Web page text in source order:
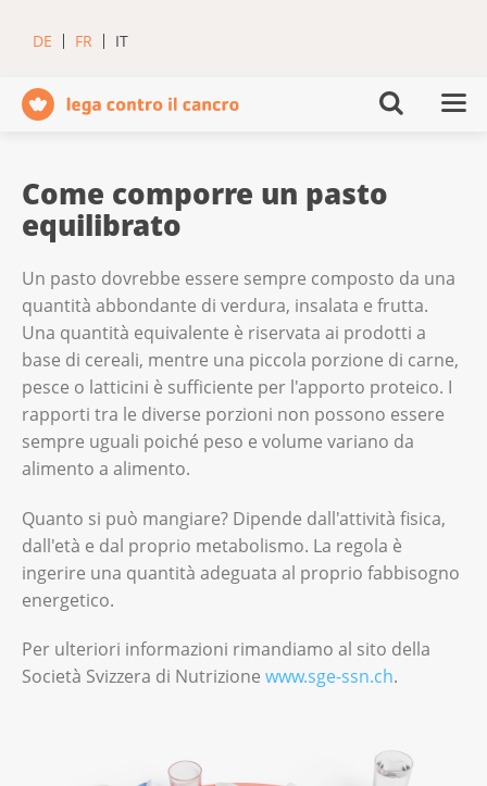
DE FR IT
Come comporre un pasto
equilibrato
Un pasto dovrebbe essere sempre composto da una
quantità abbondante di verdura, insalata e frutta.
Una quantità equivalente è riservata ai prodotti a
base di cereali, mentre una piccola porzione di carne,
pesce o latticini è sufficiente per l'apporto proteico. I
rapporti tra le diverse porzioni non possono essere
sempre uguali poiché peso e volume variano da
alimento a alimento.
Quanto si può mangiare? Dipende dall'attività fisica,
dall'età e dal proprio metabolismo. La regola è
ingerire una quantità adeguata al proprio fabbisogno
energetico.
Per ulteriori informazioni rimandiamo al sito della
Società Svizzera di Nutrizione www.sge-ssn.ch.